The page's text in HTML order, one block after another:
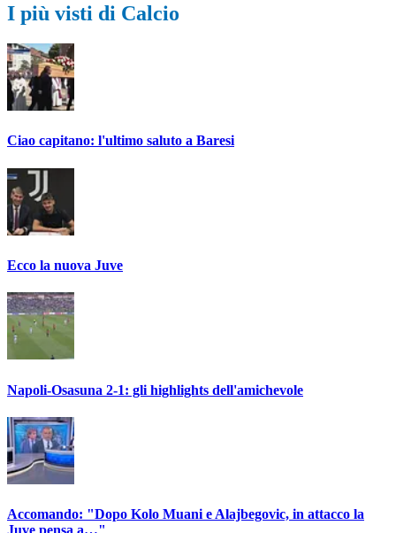
I più visti di Calcio
Ciao capitano: l'ultimo saluto a Baresi
Ecco la nuova Juve
Napoli-Osasuna 2-1: gli highlights dell'amichevole
Accomando: "Dopo Kolo Muani e Alajbegovic, in attacco la
Juve pensa a…"